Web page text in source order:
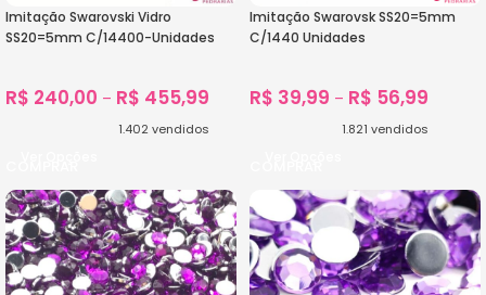
Imitação Swarovski Vidro
SS20=5mm C/14400-Unidades
R$ 240,00 – R$ 455,99
1.402 vendidos
Imitação Swarovsk SS20=5mm
C/1440 Unidades
R$ 39,99 – R$ 56,99
1.821 vendidos